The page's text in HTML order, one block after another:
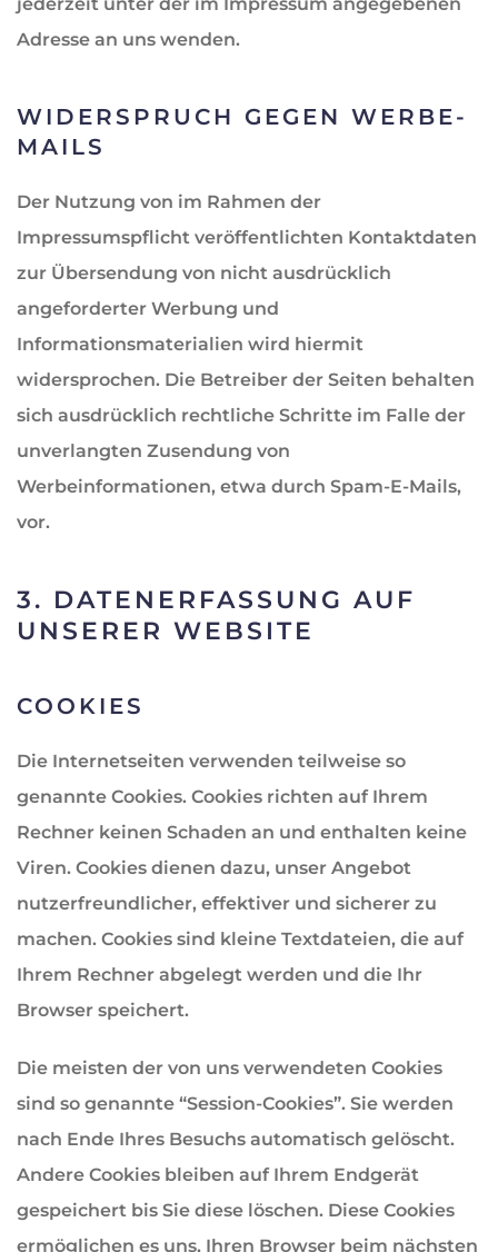
Adresse an uns wenden.
WIDERSPRUCH GEGEN WERBE-
MAILS
Der Nutzung von im Rahmen der
Impressumspflicht veröffentlichten Kontaktdaten
zur Übersendung von nicht ausdrücklich
angeforderter Werbung und
Informationsmaterialien wird hiermit
widersprochen. Die Betreiber der Seiten behalten
sich ausdrücklich rechtliche Schritte im Falle der
unverlangten Zusendung von
Werbeinformationen, etwa durch Spam-E-Mails,
vor.
3. DATENERFASSUNG AUF
UNSERER WEBSITE
COOKIES
Die Internetseiten verwenden teilweise so
genannte Cookies. Cookies richten auf Ihrem
Rechner keinen Schaden an und enthalten keine
Viren. Cookies dienen dazu, unser Angebot
nutzerfreundlicher, effektiver und sicherer zu
machen. Cookies sind kleine Textdateien, die auf
Ihrem Rechner abgelegt werden und die Ihr
Browser speichert.
Die meisten der von uns verwendeten Cookies
sind so genannte “Session-Cookies”. Sie werden
nach Ende Ihres Besuchs automatisch gelöscht.
Andere Cookies bleiben auf Ihrem Endgerät
gespeichert bis Sie diese löschen. Diese Cookies
ermöglichen es uns, Ihren Browser beim nächsten